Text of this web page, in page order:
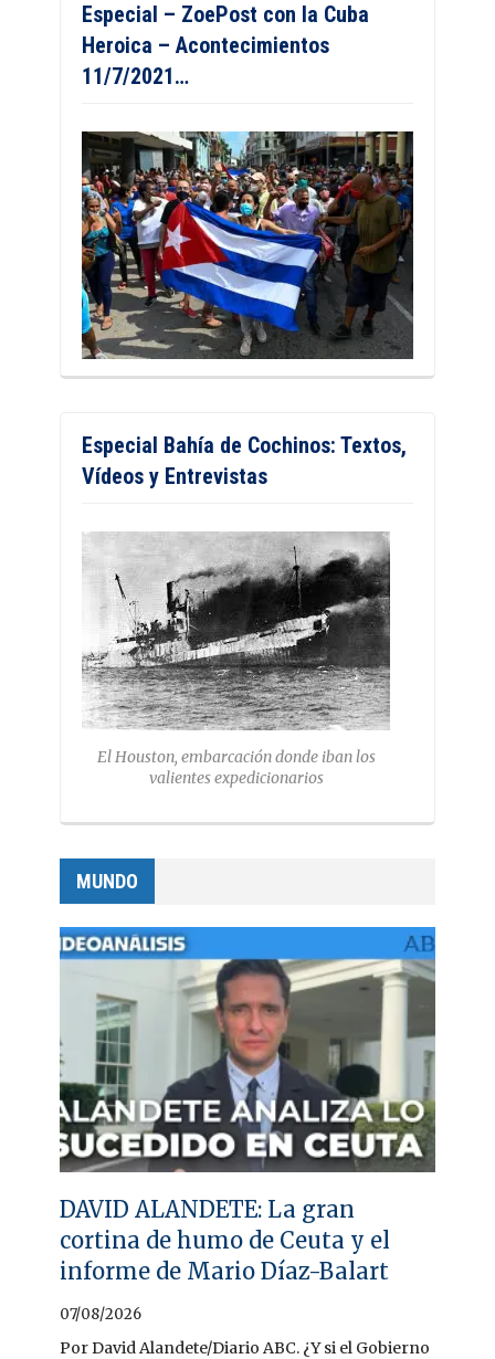
Especial – ZoePost con la Cuba
Heroica – Acontecimientos
11/7/2021…
Especial Bahía de Cochinos: Textos,
Vídeos y Entrevistas
El Houston, embarcación donde iban los
valientes expedicionarios
MUNDO
DAVID ALANDETE: La gran
cortina de humo de Ceuta y el
informe de Mario Díaz-Balart
07/08/2026
Por David Alandete/Diario ABC. ¿Y si el Gobierno